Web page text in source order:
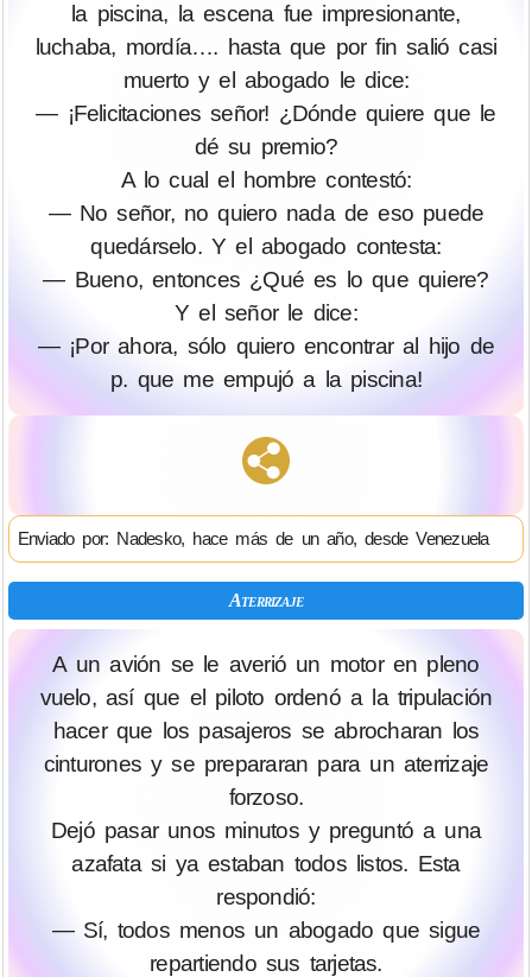
la piscina, la escena fue impresionante,
luchaba, mordía…. hasta que por fin salió casi
muerto y el abogado le dice:
— ¡Felicitaciones señor! ¿Dónde quiere que le
dé su premio?
A lo cual el hombre contestó:
— No señor, no quiero nada de eso puede
quedárselo. Y el abogado contesta:
— Bueno, entonces ¿Qué es lo que quiere?
Y el señor le dice:
— ¡Por ahora, sólo quiero encontrar al hijo de
p. que me empujó a la piscina!
Enviado por: Nadesko, hace más de un año, desde Venezuela
Aterrizaje
A un avión se le averió un motor en pleno
vuelo, así que el piloto ordenó a la tripulación
hacer que los pasajeros se abrocharan los
cinturones y se prepararan para un aterrizaje
forzoso.
Dejó pasar unos minutos y preguntó a una
azafata si ya estaban todos listos. Esta
respondió:
— Sí, todos menos un abogado que sigue
repartiendo sus tarjetas.